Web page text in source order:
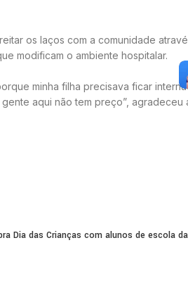
os laços com a comunidade
modificam o ambiente hospitalar.
minha filha precisava ficar
aqui não tem preço”, agradeceu
Dia das Crianças com alunos de escola